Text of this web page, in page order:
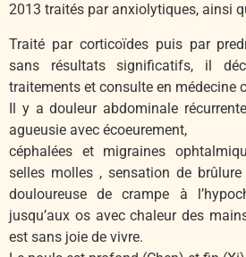
2013 traités par anxiolytiques, ainsi
Traité par corticoïdes puis par
sans résultats significatifs, il
traitements et consulte en médecine
Il y a douleur abdominale
agueusie avec écoeurement,
céphalées et migraines
selles molles , sensation de
douloureuse de crampe à
jusqu’aux os avec chaleur des
est sans joie de vivre.